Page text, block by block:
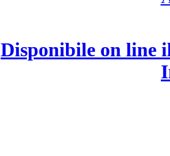
Disponibile on line